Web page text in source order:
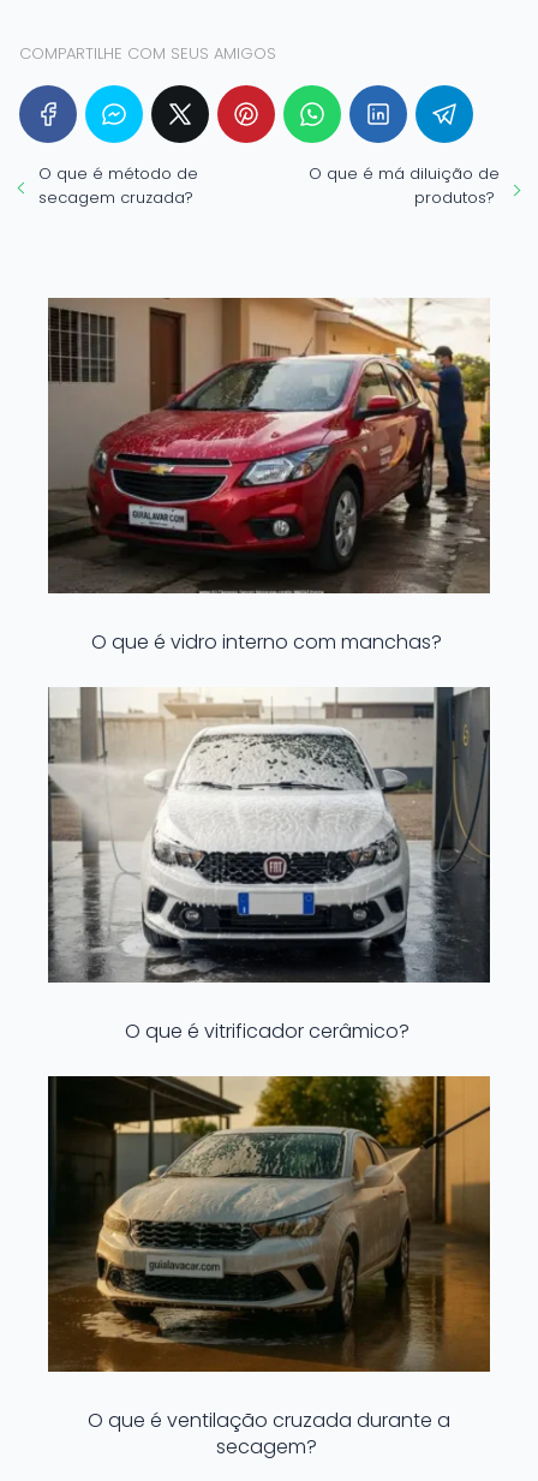
COMPARTILHE COM SEUS AMIGOS
O que é método de
secagem cruzada?
O que é má diluição de
produtos?
O que é vidro interno com manchas?
O que é vitrificador cerâmico?
O que é ventilação cruzada durante a
secagem?